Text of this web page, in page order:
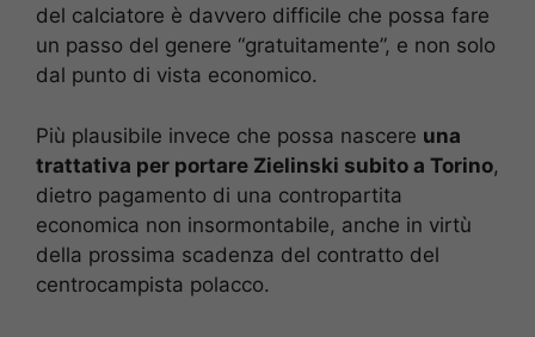
del calciatore è davvero difficile che possa fare
un passo del genere “gratuitamente”, e non solo
dal punto di vista economico.
Più plausibile invece che possa nascere una
trattativa per portare Zielinski subito a Torino,
dietro pagamento di una contropartita
economica non insormontabile, anche in virtù
della prossima scadenza del contratto del
centrocampista polacco.